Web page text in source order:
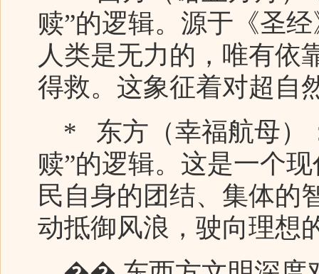
赎”的逻辑。源于《圣
人类是无力的，唯有依
得救。这象征着对超自
* 东方（幸福航母）
赎”的逻辑。这是一个
民自身的团结、集体的
动抵御风浪，驶向理想